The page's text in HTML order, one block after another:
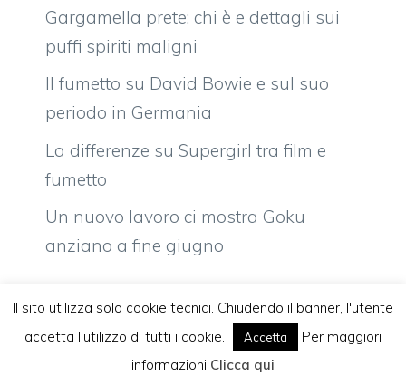
Gargamella prete: chi è e dettagli sui
puffi spiriti maligni
Il fumetto su David Bowie e sul suo
periodo in Germania
La differenze su Supergirl tra film e
fumetto
Un nuovo lavoro ci mostra Goku
anziano a fine giugno
Komixjam.it © 2026 Tutti i diritti riservati
Il sito utilizza solo cookie tecnici. Chiudendo il banner, l'utente
accetta l'utilizzo di tutti i cookie.
Accetta
Per maggiori
informazioni Clicca qui
Vuoi pubblicare sul nostro network?